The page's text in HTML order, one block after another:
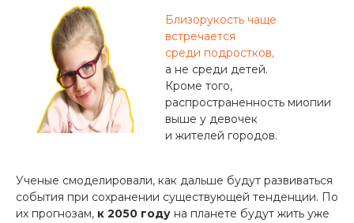
Близорукость чаще
встречается
среди подростков,
а не среди детей.
Кроме того,
распространенность миопии
выше у девочек
и жителей городов.
Ученые смоделировали, как дальше будут развиваться
события при сохранении существующей тенденции. По
их прогнозам, к 2050 году на планете будут жить уже